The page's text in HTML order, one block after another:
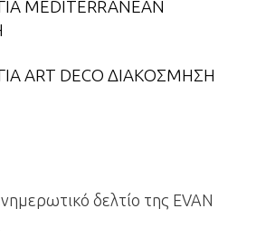
MEDITERRANEAN
ART DECO ΔΙΑΚΟΣΜΗΣΗ
δελτίο της EVAN